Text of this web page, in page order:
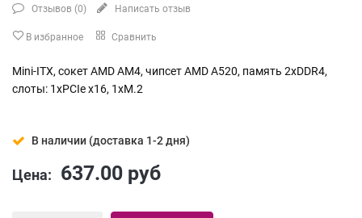
Отзывов (0) Написать отзыв
В избранное Сравнить
Mini-ITX, сокет AMD AM4, чипсет AMD A520, память 2xDDR4,
слоты: 1xPCIe x16, 1xM.2
В наличии (доставка 1-2 дня)
Цена: 637.00 руб